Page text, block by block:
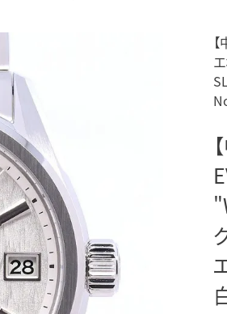
アーミ
正規取り扱いブランド
IWC 表参道ブティ
ヒ
ショップリスト一覧は